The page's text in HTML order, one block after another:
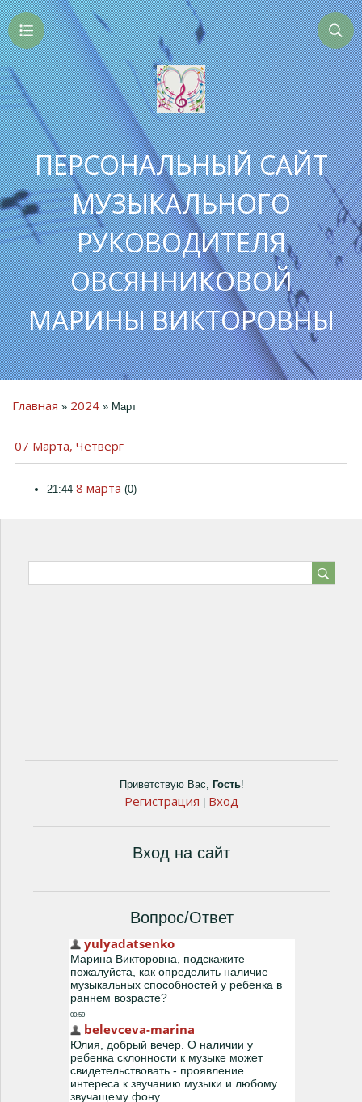
ПЕРСОНАЛЬНЫЙ САЙТ
МУЗЫКАЛЬНОГО
РУКОВОДИТЕЛЯ
ОВСЯННИКОВОЙ
МАРИНЫ ВИКТОРОВНЫ
ПРЕДМЕТНО-
ПРОСТРАНСТВЕННАЯ
КОЛЛЕГАМ
Главная » 2024 » Март
07 Марта, Четверг
21:44 8 марта (0)
Приветствую Вас, Гость!
Регистрация Вход
Вход на сайт
Вопрос/Ответ